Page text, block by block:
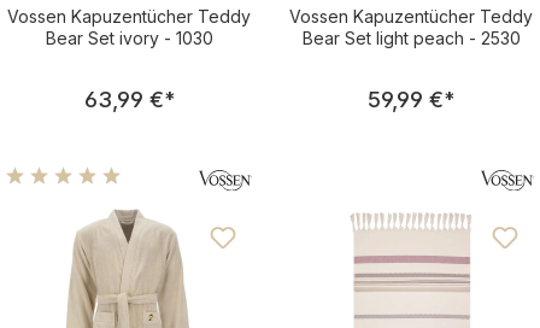
Vossen Kapuzentücher Teddy
Bear Set ivory - 1030
Regulärer Preis:
63,99 €*
Vossen Kapuzentücher Teddy
Bear Set light peach - 2530
Regulärer
59,99 €*
Durchschnittliche Bewertung von 5 von 5 Sternen